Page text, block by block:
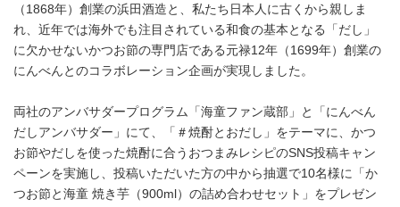
（1868年）創業の浜田酒造と、私たち日本人に古くから親しま
れ、近年では海外でも注目されている和食の基本となる「だし」
に欠かせないかつお節の専門店である元禄12年（1699年）創業の
にんべんとのコラボレーション企画が実現しました。
両社のアンバサダープログラム「海童ファン蔵部」と「にんべん
だしアンバサダー」にて、「＃焼酎とおだし」をテーマに、かつ
お節やだしを使った焼酎に合うおつまみレシピのSNS投稿キャン
ペーンを実施し、投稿いただいた方の中から抽選で10名様に「か
つお節と海童 焼き芋（900ml）の詰め合わせセット」をプレゼン